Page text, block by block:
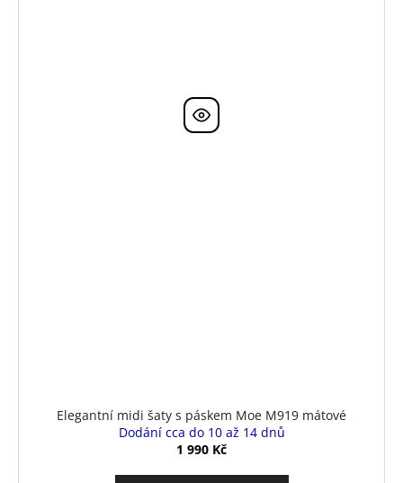
Elegantní midi šaty s páskem Moe M919 mátové
Dodání cca do 10 až 14 dnů
1 990 Kč